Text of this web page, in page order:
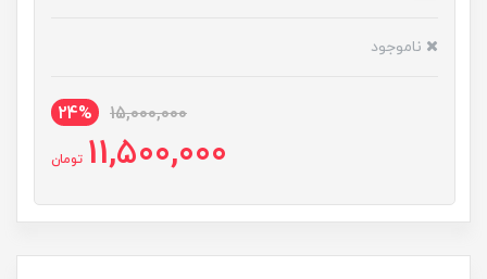
ناموجود
15,000,000
24%
11,500,000 تومان